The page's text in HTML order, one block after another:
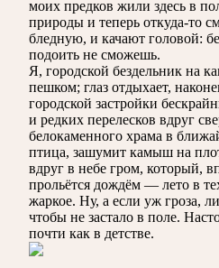
моих предков жили здесь в
природы и теперь откуда-то
бледную, и качают головой:
подоить не сможешь.
Я, городской бездельник на
пешком; глаз отдыхает,
городской застройки
и редких перелесков вдруг
белокаменного храма в
птица, зашумит камыш на
вдруг в небе гром, который,
прольётся дождём — лето в
жаркое. Ну, а если уж гроза,
чтобы не застало в поле.
почти как в детстве.